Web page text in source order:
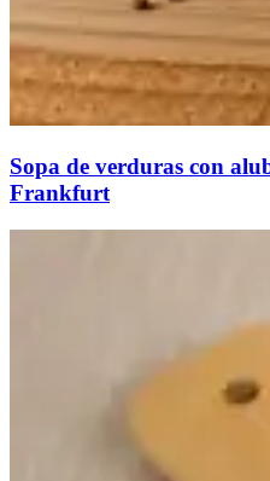
Sopa de verduras con
Frankfurt